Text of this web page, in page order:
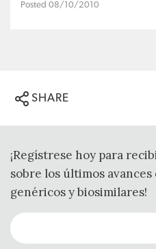
Posted 08/10/2010
SHARE
¡Regístrese hoy para
sobre los últimos
genéricos y biosimilares!